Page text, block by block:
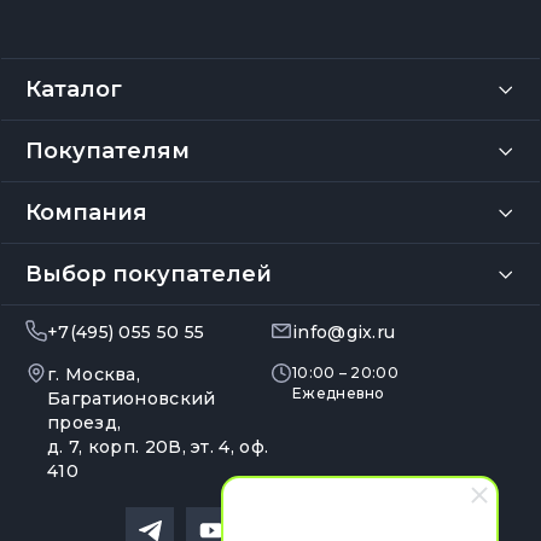
Каталог
Покупателям
Компания
Выбор покупателей
+7(495) 055 50 55
info@gix.ru
г. Москва,
Багратионовский
проезд,
д. 7, корп. 20В, эт. 4, оф.
410
10:00 – 20:00
Ежедневно